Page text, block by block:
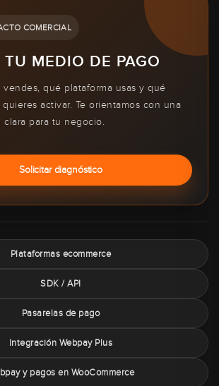
COMERCIAL
MEDIO DE PAGO
qué plataforma usas y qué
activar. Te orientamos con una
clara para tu negocio.
Solicitar diagnóstico
Plataformas ecommerce
SDK / API
Pasarelas de pago
Integración Webpay Plus
y pagos en WooCommerce